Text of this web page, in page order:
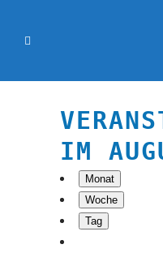
IM
Monat
Woche
Tag